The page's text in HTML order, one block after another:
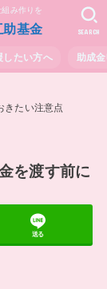
み作りを
したい方へ 助成
SEARCH
きたい注意点
を渡す前に
送る